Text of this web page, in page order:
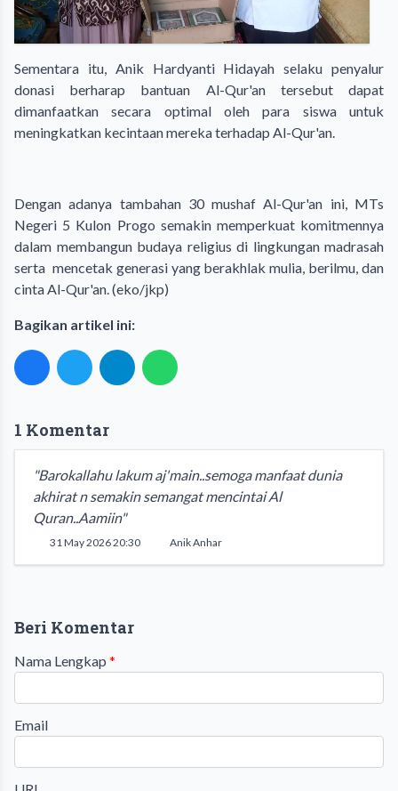
Sementara itu, Anik Hardyanti Hidayah selaku penyalur
donasi berharap bantuan Al-Qur'an tersebut dapat
dimanfaatkan secara optimal oleh para siswa untuk
meningkatkan kecintaan mereka terhadap Al-Qur'an.
Dengan adanya tambahan 30 mushaf Al-Qur'an ini, MTs
Negeri 5 Kulon Progo semakin memperkuat komitmennya
dalam membangun budaya religius di lingkungan madrasah
serta mencetak generasi yang berakhlak mulia, berilmu, dan
cinta Al-Qur'an. (eko/jkp)
Bagikan artikel ini:
1 Komentar
"Barokallahu lakum aj'main..semoga manfaat dunia
akhirat n semakin semangat mencintai Al
Quran..Aamiin"
31 May 2026 20:30 Anik Anhar
Beri Komentar
Nama Lengkap *
Email